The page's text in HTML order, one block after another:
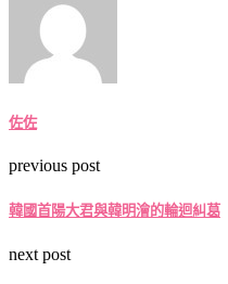
佐佐
previous post
韓國首陽大君與韓明澮的輪迴糾葛
next post